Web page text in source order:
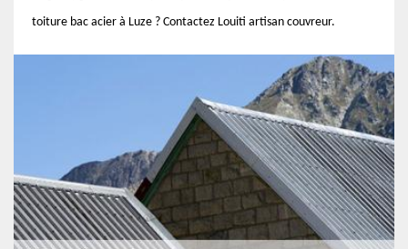
toiture bac acier à Luze ? Contactez Louiti artisan couvreur.